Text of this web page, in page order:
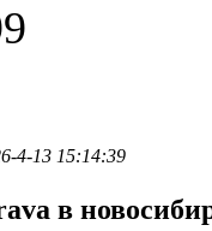
4-13 15:14:39
в